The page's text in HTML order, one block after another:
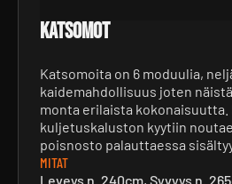
Katsomot
Katsomoita on 6 moduulia,
kaidemahdollisuus joten
monta erilaista
kuljetuskaluston kyytiin
poisnosto palauttaessa
MITAT
Leveys n. 240cm, Syvyys n.